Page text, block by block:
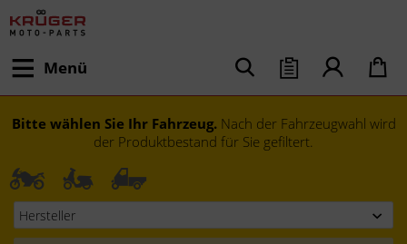
Menü
Bitte wählen Sie Ihr Fahrzeug. Nach der Fahrzeugwahl wird
der Produktbestand für Sie gefiltert.